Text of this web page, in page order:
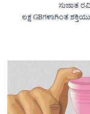
ಸುಜಾತ ರವೀಶ್
ಲಕ್ಷ GBಗಳಾಗಿಂತ